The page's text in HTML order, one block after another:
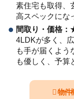
素住宅も取得、
高スペックにな
間取り・価
4LDKが多く、
も手が届くよう
も優しく、予算
物件